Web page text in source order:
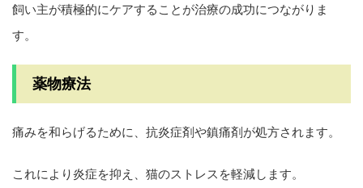
飼い主が積極的にケアすることが治療の成功につながりま
す。
薬物療法
痛みを和らげるために、抗炎症剤や鎮痛剤が処方されます。
これにより炎症を抑え、猫のストレスを軽減します。